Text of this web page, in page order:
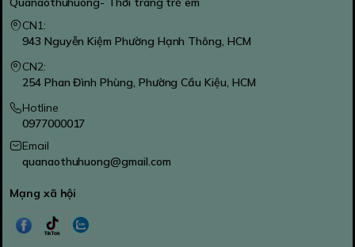
CN1:
943 Nguyễn Kiệm Phường Hạnh Thông, HCM
CN2:
254 Phan Đình Phùng, Phường Cầu Kiệu, HCM
Hotline
0977000017
Email
quanaothuhuong@gmail.com
Mạng xã hội